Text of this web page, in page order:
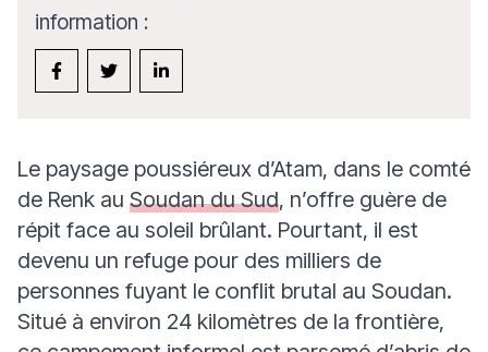
information :
Le paysage poussiéreux d’Atam, dans le comté
de Renk au Soudan du Sud, n’offre guère de
répit face au soleil brûlant. Pourtant, il est
devenu un refuge pour des milliers de
personnes fuyant le conflit brutal au Soudan.
Situé à environ 24 kilomètres de la frontière,